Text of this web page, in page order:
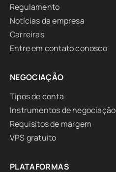
Regulamento
Notícias da empresa
Carreiras
Entre em contato conosco
NEGOCIAÇÃO
Tipos de conta
Instrumentos de negociação
Requisitos de margem
VPS gratuito
PLATAFORMAS